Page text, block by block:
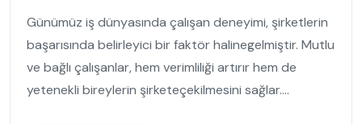
Günümüz iş dünyasında çalışan deneyimi, şirketlerin
başarısında belirleyici bir faktör halinegelmiştir. Mutlu
ve bağlı çalışanlar, hem verimliliği artırır hem de
yetenekli bireylerin şirketeçekilmesini sağlar....